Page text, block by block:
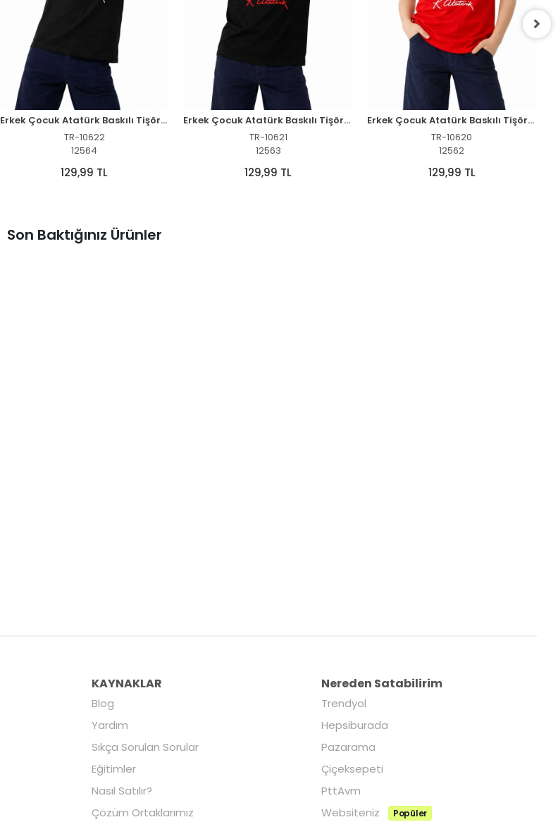
Erkek Çocuk Atatürk Baskılı Tişört Kısa Kollu Bisiklet Yaka T-Shirt - Siyah
TR-10622
12564
129,99 TL
Erkek Çocuk Atatürk Baskılı Tişört Kısa Kollu Bisiklet Yaka T-Shirt - Siyah
TR-10621
12563
129,99 TL
Erkek Çocuk Atatürk Baskılı Tişört Kısa Kollu Bisiklet Yaka T-Shirt - Kırmızı
TR-10620
12562
129,99 TL
Son Baktığınız Ürünler
KAYNAKLAR
Blog
Yardım
Sıkça Sorulan Sorular
Eğitimler
Nasıl Satılır?
Çözüm Ortaklarımız
Nereden Satabilirim
Trendyol
Hepsiburada
Pazarama
Çiçeksepeti
PttAvm
Websiteniz
Popüler